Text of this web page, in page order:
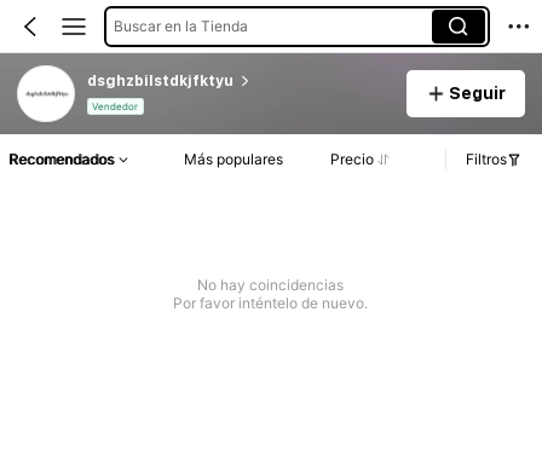
Buscar en la Tienda
dsghzbilstdkjfktyu
Vendedor
Seguir
Recomendados Más populares Precio Filtros
No hay coincidencias
Por favor inténtelo de nuevo.